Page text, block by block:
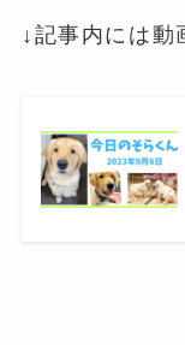
↓記事内には動